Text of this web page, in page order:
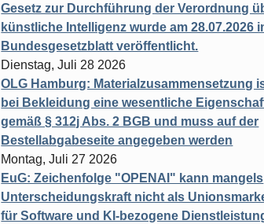
Gesetz zur Durchführung der Verordnung
künstliche Intelligenz wurde am 28.07.2026
Bundesgesetzblatt veröffentlicht.
Dienstag, Juli 28 2026
OLG Hamburg: Materialzusammensetzung
bei Bekleidung eine wesentliche
gemäß § 312j Abs. 2 BGB und muss auf der
Bestellabgabeseite angegeben werden
Montag, Juli 27 2026
EuG: Zeichenfolge "OPENAI" kann mangels
Unterscheidungskraft nicht als
für Software und KI-bezogene